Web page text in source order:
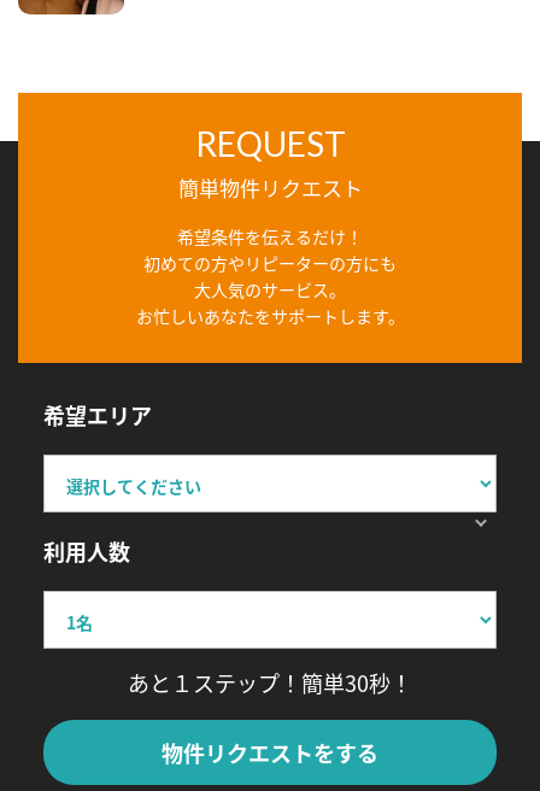
REQUEST
簡単物件リクエスト
希望条件を伝えるだけ！
初めての方やリピーターの方にも
大人気のサービス。
お忙しいあなたをサポートします。
希望エリア
利用人数
あと１ステップ！簡単30秒！
物件リクエストをする